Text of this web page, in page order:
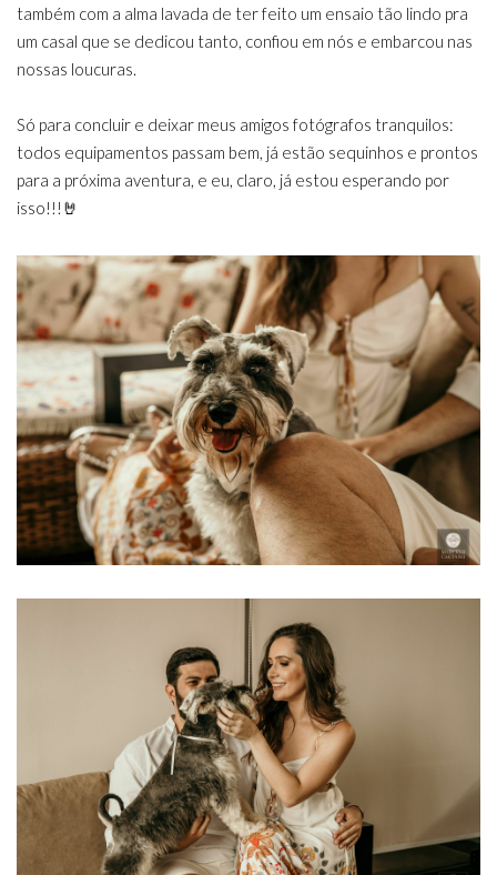
também com a alma lavada de ter feito um ensaio tão lindo pra
um casal que se dedicou tanto, confiou em nós e embarcou nas
nossas loucuras.
Só para concluir e deixar meus amigos fotógrafos tranquilos:
todos equipamentos passam bem, já estão sequinhos e prontos
para a próxima aventura, e eu, claro, já estou esperando por
isso!!!🤘